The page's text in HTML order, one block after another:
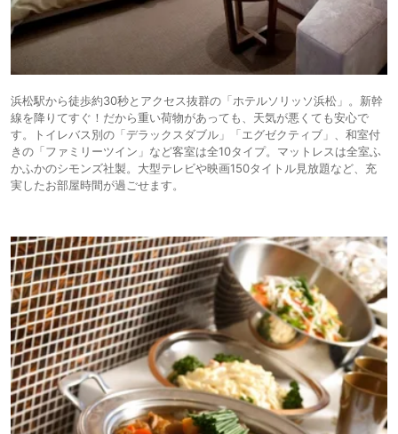
浜松駅から徒歩約30秒とアクセス抜群の「ホテルソリッソ浜松」。新幹
線を降りてすぐ！だから重い荷物があっても、天気が悪くても安心で
す。トイレバス別の「デラックスダブル」「エグゼクティブ」、和室付
きの「ファミリーツイン」など客室は全10タイプ。マットレスは全室ふ
かふかのシモンズ社製。大型テレビや映画150タイトル見放題など、充
実したお部屋時間が過ごせます。